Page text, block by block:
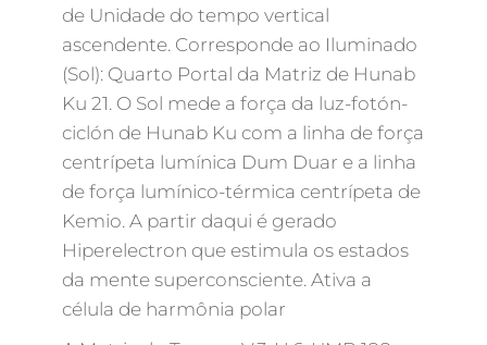
de Unidade do tempo vertical
ascendente. Corresponde ao Iluminado
(Sol): Quarto Portal da Matriz de Hunab
Ku 21. O Sol mede a força da luz-fotón-
ciclón de Hunab Ku com a linha de força
centrípeta lumínica Dum Duar e a linha
de força lumínico-térmica centrípeta de
Kemio. A partir daqui é gerado
Hiperelectron que estimula os estados
da mente superconsciente. Ativa a
célula de harmônia polar